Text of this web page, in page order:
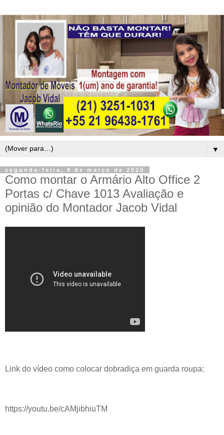
▼
segunda-feira, 9 de março de 2020
Como montar o Armário Alto Office 2
Portas c/ Chave 1013 Avaliação e
opinião do Montador Jacob Vidal
Link do vídeo como colocar dobradiça em guarda roupa:
https://youtu.be/cAMjibhiuTM